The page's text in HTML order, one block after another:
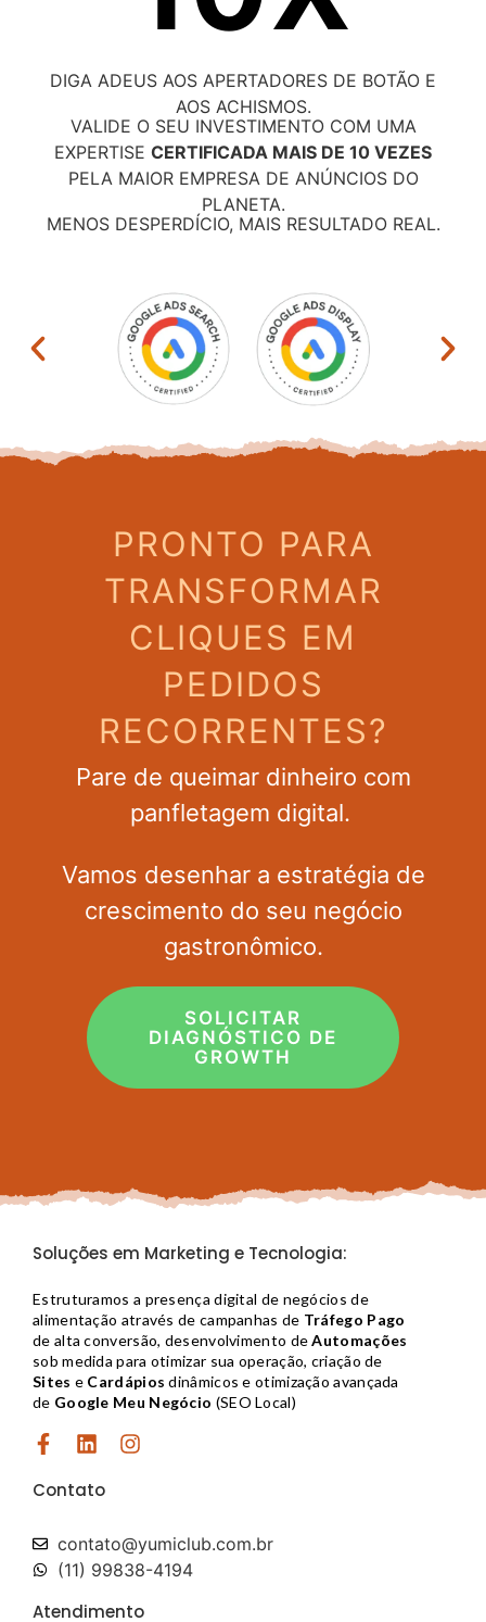
DIGA ADEUS AOS APERTADORES DE BOTÃO E
AOS ACHISMOS.
VALIDE O SEU INVESTIMENTO COM UMA
EXPERTISE CERTIFICADA MAIS DE 10 VEZES
PELA MAIOR EMPRESA DE ANÚNCIOS DO
PLANETA.
MENOS DESPERDÍCIO, MAIS RESULTADO REAL.
PRONTO PARA
TRANSFORMAR
CLIQUES EM
PEDIDOS
RECORRENTES?
Pare de queimar dinheiro com
panfletagem digital.
Vamos desenhar a estratégia de
crescimento do seu negócio
gastronômico.
SOLICITAR
DIAGNÓSTICO DE
GROWTH
Soluções em Marketing e Tecnologia:
Estruturamos a presença digital de negócios de
alimentação através de campanhas de Tráfego Pago
de alta conversão, desenvolvimento deAutomações
sob medida para otimizar sua operação, criação de
Sites e Cardápios dinâmicos e otimização avançada
de Google Meu Negócio (SEO Local)
Contato
contato@yumiclub.com.br​
(11) 99838-4194
Atendimento